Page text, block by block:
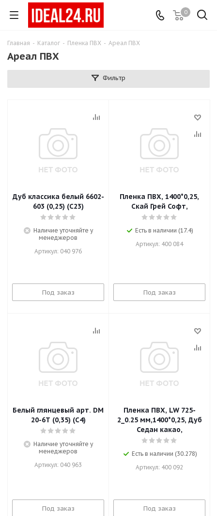
0
Главная - Каталог - Пленка ПВХ - Ареал ПВХ
Ареал ПВХ
Фильтр
Дуб классика белый 6602-
603 (0,25) (С23)
Наличие уточняйте у
менеджеров
Артикул: 040 976
Под заказ
Пленка ПВХ, 1400*0,25,
Скай Грей Софт,
Есть в наличии (17.4)
Артикул: 400 084
Под заказ
Белый глянцевый арт. DM
20-6Т (0,35) (С4)
Наличие уточняйте у
менеджеров
Артикул: 040 963
Под заказ
Пленка ПВХ, LW 725-
2_0.25 мм,1400*0,25, Дуб
Седан какао,
Есть в наличии (30.278)
Артикул: 400 092
Под заказ